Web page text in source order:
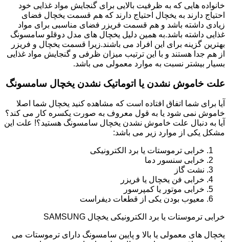
خانواده هایی که به ظرفیت بالایی برای گنجایش مواد غذایی خود
احتیاج دارند به یخچال احتیاج دارند که هم قسمت یخچال فضای
زیادی داشته باشد و هم قسمت فریزر فضای مناسبی برای مواد
غذایی داشته باشد.به همین دلیل یخچال های مدل دوقلو سامسونگ
بهترین گزینه برای این افراد می باشند.زیرا قسمت یخچال و فریزر
از هم جدا هستند و با این ترتیب میزان ظرفی و گنجایش مواد غذایی
بسیار بیشتر نسبت به موارد معمولی می باشد.
علت خاموش نشدن یا اتوماتیک نشدن یخچال سامسونگ
آیا برای شما اتفاق افتاده است که مشاهده کنید یخچال شما اصلا
خاموش نمی شود یا به قول معروف به صورت یکسره کار می کند؟
آیا به دنبال علت خاموش نشدن یخچال سامسونگ هستید؟! علت این
مشکل یکی از موارد زیر می باشد:
خرابی ترموستات یا برد الکترونیکی
خرابی سنسور دما
نشت گاز
خرابی فن یخچال یا فریزر
خرابی موتور یا کمپرسور
معیوب بودن یکی از قطعات دیفراست
خرابی ترموستات یا برد الکترونیکی یخچال SAMSUNG
یخچال های معمولی یا بالا و پایین سامسونگ دارای ترموستات می